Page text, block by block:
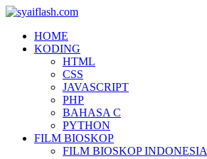
HOME
KODING
HTML
CSS
JAVASCRIPT
PHP
BAHASA C
PYTHON
FILM BIOSKOP
FILM BIOSKOP INDONESIA